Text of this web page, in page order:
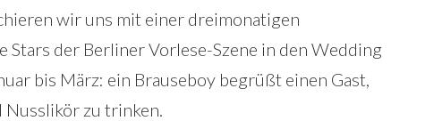
wir uns mit einer dreimonatigen
Stars der Berliner Vorlese-Szene in den Wedding
bis März: ein Brauseboy begrüßt einen Gast,
Nusslikör zu trinken.